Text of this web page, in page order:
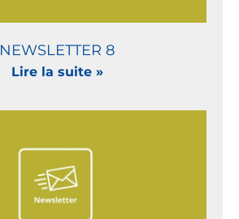
NEWSLETTER 8
Lire la suite »